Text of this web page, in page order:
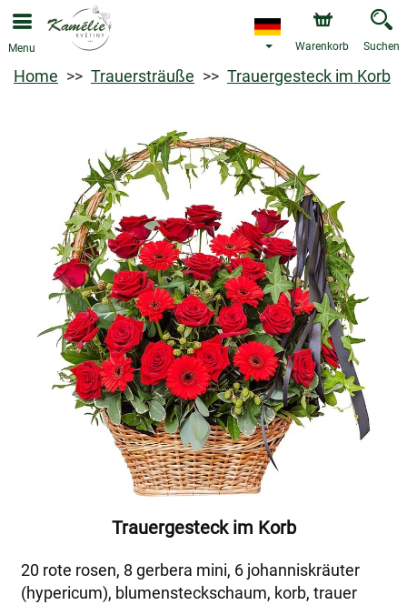
Menu Warenkorb Suchen
Home Trauersträuße Trauergesteck im Korb
Trauergesteck im Korb
20 rote rosen, 8 gerbera mini, 6 johanniskräuter
(hypericum), blumensteckschaum, korb, trauer